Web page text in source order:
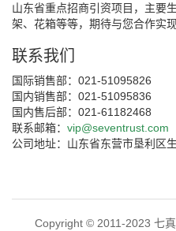
山东省重点招商引资项目，主要
架、花箱等等，期待与您合作实
联系我们
国际销售部：021-51095826
国内销售部：021-51095836
国内售后部：021-61182468
联系邮箱： vip@seventrust.com
公司地址：山东省东营市垦利区
Copyright © 2011-2023 七